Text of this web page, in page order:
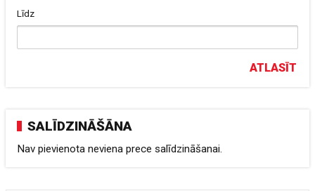
Līdz
ATLASĪT
SALĪDZINĀŠĀNA
Nav pievienota neviena prece salīdzināšanai.